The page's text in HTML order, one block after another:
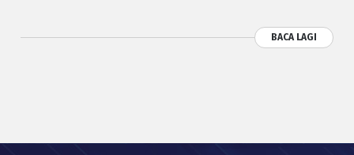
BACA LAGI